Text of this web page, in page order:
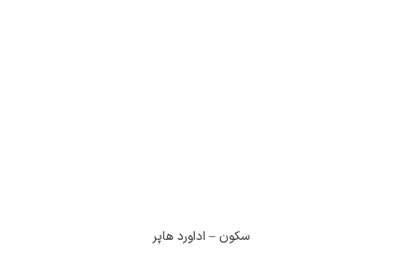
سکون – اداورد هاپر